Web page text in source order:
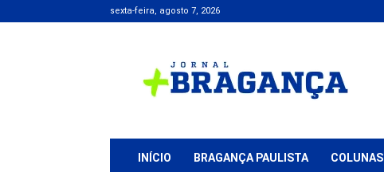
sexta-feira, agosto 7, 2026
+
Bragança
INÍCIO BRAGANÇA PAULISTA COLUNAS